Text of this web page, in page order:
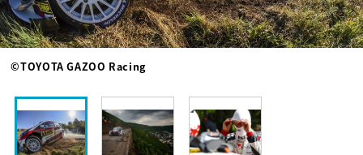
©TOYOTA GAZOO Racing